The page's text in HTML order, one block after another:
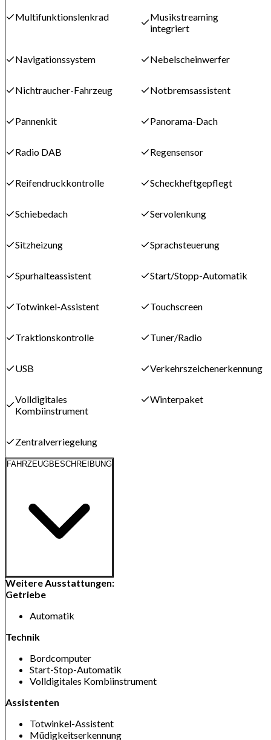
Multifunktionslenkrad
Musikstreaming
integriert
Navigationssystem Nebelscheinwerfer
Nichtraucher-Fahrzeug Notbremsassistent
Pannenkit Panorama-Dach
Radio DAB Regensensor
Reifendruckkontrolle Scheckheftgepflegt
Schiebedach Servolenkung
Sitzheizung Sprachsteuerung
Spurhalteassistent Start/Stopp-Automatik
Totwinkel-Assistent Touchscreen
Traktionskontrolle Tuner/Radio
USB Verkehrszeichenerkennung
Volldigitales
Kombiinstrument
Winterpaket
Zentralverriegelung
FAHRZEUGBESCHREIBUNG
Weitere Ausstattungen:
Getriebe
Automatik
Technik
Bordcomputer
Start-Stop-Automatik
Volldigitales Kombiinstrument
Assistenten
Totwinkel-Assistent
Müdigkeitserkennung